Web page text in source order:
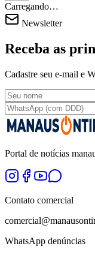
Carregando…
Newsletter
Receba as
Cadastre seu e-mail e
Portal de notícias
Contato comercial
WhatsApp denúncias